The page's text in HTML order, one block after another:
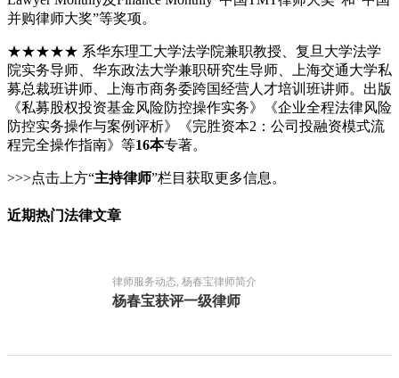
并购律师大奖”等奖项。
★★★★★ 系华东理工大学法学院兼职教授、复旦大学法学
院实务导师、华东政法大学兼职研究生导师、上海交通大学私
募总裁班讲师、上海市商务委跨国经营人才培训班讲师。出版
《私募股权投资基金风险防控操作实务》《企业全程法律风险
防控实务操作与案例评析》《完胜资本2：公司投融资模式流
程完全操作指南》等16本专著。
>>>点击上方“主持律师”栏目获取更多信息。
近期热门法律文章
律师服务动态, 杨春宝律师简介
杨春宝获评一级律师